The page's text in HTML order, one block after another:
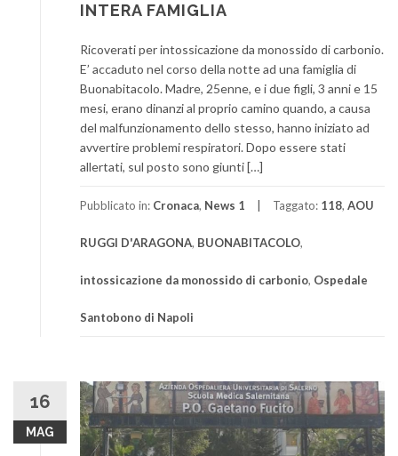
INTERA FAMIGLIA
Ricoverati per intossicazione da monossido di carbonio.
E’ accaduto nel corso della notte ad una famiglia di
Buonabitacolo. Madre, 25enne, e i due figli, 3 anni e 15
mesi, erano dinanzi al proprio camino quando, a causa
del malfunzionamento dello stesso, hanno iniziato ad
avvertire problemi respiratori. Dopo essere stati
allertati, sul posto sono giunti […]
Pubblicato in: Cronaca, News 1 Taggato: 118, AOU
RUGGI D'ARAGONA, BUONABITACOLO,
intossicazione da monossido di carbonio, Ospedale
Santobono di Napoli
16
MAG